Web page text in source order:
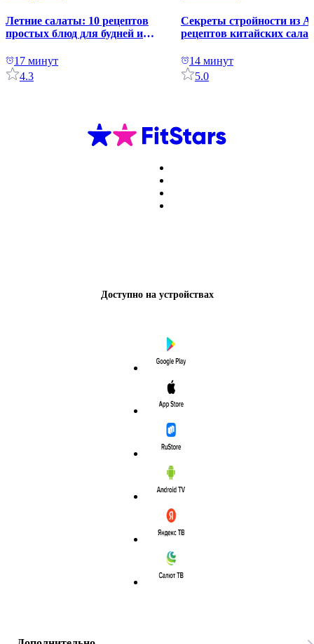
Летние салаты: 10 рецептов
простых блюд для будней и
17 минут
4.3
Секреты стройности из
рецептов китайских
14 минут
5.0
Доступно на устройствах